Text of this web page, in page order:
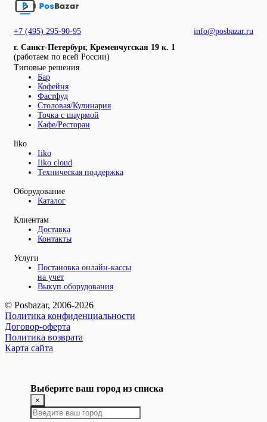
+7 (495) 295-90-95
info@posbazar.ru
г. Санкт-Петербург, Кременчугская 19 к. 1
(работаем по всей России)
Типовые решения
Бар
Кофейня
Фастфуд
Столовая/Кулинария
Точка с шаурмой
Кафе/Ресторан
liko
Iiko
Iiko cloud
Техническая поддержка
Оборудование
Каталог
Клиентам
Доставка
Контакты
Услуги
Постановка онлайн-кассы
на учет
Выкуп оборудования
© Posbazar, 2006-2026
Политика конфиденциальности
Договор-оферта
Политика возврата
Карта сайта
Выберите ваш город из списка
×